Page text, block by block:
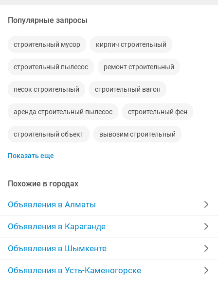
Популярные запросы
строительный мусор кирпич строительный
строительный пылесос ремонт строительный
песок строительный строительный вагон
аренда строительный пылесос строительный фен
строительный объект вывозим строительный
делаем строительный
продавец в строительный магазин
газовая пушка строительный
утюг строительный фен строительный
щебень строительный уровень строительный
Показать еще
Похожие в городах
Объявления в Алматы
Объявления в Караганде
Объявления в Шымкенте
Объявления в Усть-Каменогорске